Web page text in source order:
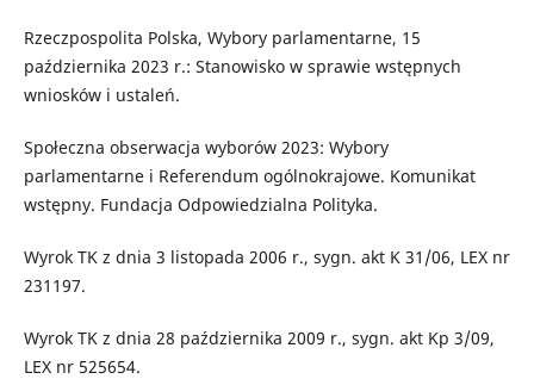
Rzeczpospolita Polska, Wybory parlamentarne, 15
października 2023 r.: Stanowisko w sprawie wstępnych
wniosków i ustaleń.
Społeczna obserwacja wyborów 2023: Wybory
parlamentarne i Referendum ogólnokrajowe. Komunikat
wstępny. Fundacja Odpowiedzialna Polityka.
Wyrok TK z dnia 3 listopada 2006 r., sygn. akt K 31/06, LEX nr
231197.
Wyrok TK z dnia 28 października 2009 r., sygn. akt Kp 3/09,
LEX nr 525654.